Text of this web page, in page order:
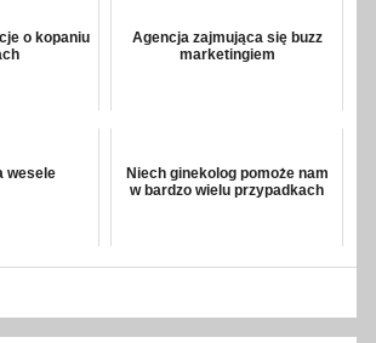
o kopaniu
Agencja zajmująca się buzz
marketingiem
wesele
Niech ginekolog pomoże nam
w bardzo wielu przypadkach